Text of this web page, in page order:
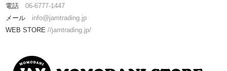
電話06-6777-1447
メール info@jamtrading.jp
WEB STORE//jamtrading.jp/